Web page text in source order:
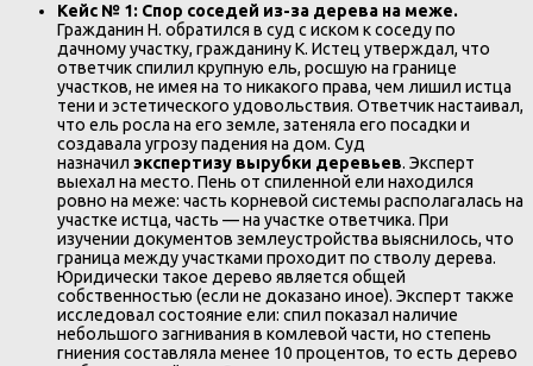
Кейс № 1: Спор соседей из-за дерева на меже.
Гражданин Н. обратился в суд с иском к соседу по
дачному участку, гражданину К. Истец утверждал, что
ответчик спилил крупную ель, росшую на границе
участков, не имея на то никакого права, чем лишил истца
тени и эстетического удовольствия. Ответчик настаивал,
что ель росла на его земле, затеняла его посадки и
создавала угрозу падения на дом. Суд
назначил экспертизу вырубки деревьев. Эксперт
выехал на место. Пень от спиленной ели находился
ровно на меже: часть корневой системы располагалась на
участке истца, часть — на участке ответчика. При
изучении документов землеустройства выяснилось, что
граница между участками проходит по стволу дерева.
Юридически такое дерево является общей
собственностью (если не доказано иное). Эксперт также
исследовал состояние ели: спил показал наличие
небольшого загнивания в комлевой части, но степень
гниения составляла менее 10 процентов, то есть дерево